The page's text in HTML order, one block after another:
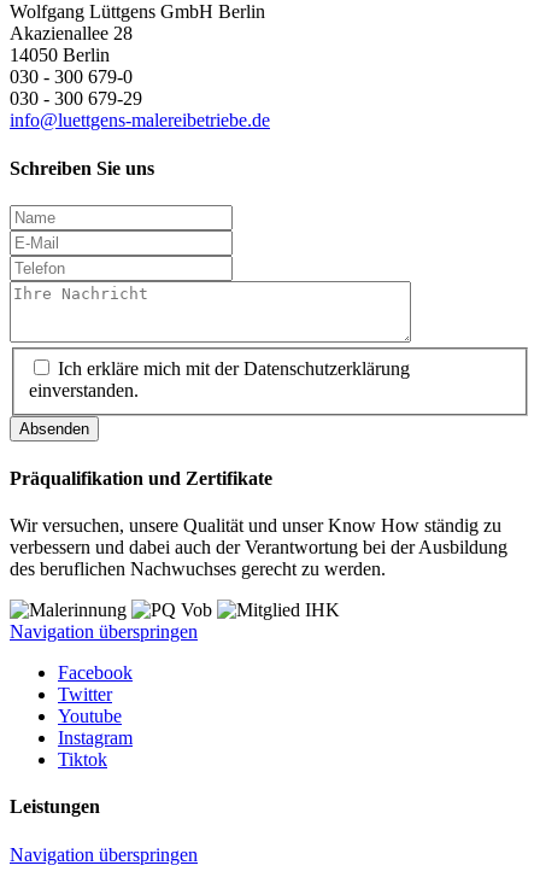
Wolfgang Lüttgens GmbH Berlin
Akazienallee 28
14050 Berlin
030 - 300 679-0
030 - 300 679-29
info@luettgens-malereibetriebe.de
Schreiben Sie uns
Ich erkläre mich mit der Datenschutzerklärung
einverstanden.
Absenden
Präqualifikation und Zertifikate
Wir versuchen, unsere Qualität und unser Know How ständig zu
verbessern und dabei auch der Verantwortung bei der Ausbildung
des beruflichen Nachwuchses gerecht zu werden.
Navigation überspringen
Facebook
Twitter
Youtube
Instagram
Tiktok
Leistungen
Navigation überspringen